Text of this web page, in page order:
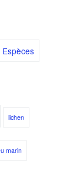
Espèces
lichen
marin